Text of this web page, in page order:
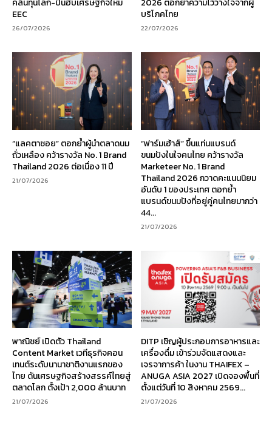
คลื่นทุนโลก-ปั้นฮับเศรษฐกิจใหม่
EEC
26/07/2026
2026 ตอกย้ำความไว้วางใจจากผู้
บริโภคไทย
22/07/2026
“แลคตาซอย” ตอกย้ำผู้นำตลาดนม
ถั่วเหลือง คว้ารางวัล No. 1 Brand
Thailand 2026 ต่อเนื่อง 11 ปี
21/07/2026
“ฟาร์มเฮ้าส์” ขึ้นแท่นแบรนด์
ขนมปังในใจคนไทย คว้ารางวัล
Marketeer No. 1 Brand
Thailand 2026 กวาดคะแนนนิยม
อันดับ 1 ของประเทศ ตอกย้ำ
แบรนด์ขนมปังที่อยู่คู่คนไทยมากว่า
44...
21/07/2026
พาณิชย์ เปิดตัว Thailand
Content Market เวทีธุรกิจคอน
เทนต์ระดับนานาชาติงานแรกของ
ไทย ดันเศรษฐกิจสร้างสรรค์ไทยสู่
ตลาดโลก ตั้งเป้า 2,000 ล้านบาท
21/07/2026
DITP เชิญผู้ประกอบการอาหารและ
เครื่องดื่ม เข้าร่วมจัดแสดงและ
เจรจาการค้า ในงาน THAIFEX –
ANUGA ASIA 2027 เปิดจองพื้นที่
ตั้งแต่วันที่ 10 สิงหาคม 2569...
21/07/2026